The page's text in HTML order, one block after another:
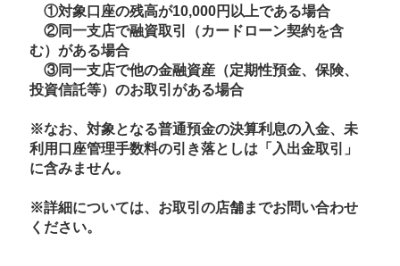
①対象口座の残高が10,000円以上である場合
②同一支店で融資取引（カードローン契約を含
む）がある場合
③同一支店で他の金融資産（定期性預金、保険、
投資信託等）のお取引がある場合
※なお、対象となる普通預金の決算利息の入金、未
利用口座管理手数料の引き落としは「入出金取引」
に含みません。
※詳細については、お取引の店舗までお問い合わせ
ください。